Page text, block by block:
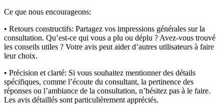
Ce que nous encourageons:
• Retours constructifs: Partagez vos impressions générales sur la
consultation. Qu’est-ce qui vous a plu ou déplu ? Avez-vous trouvé
les conseils utiles ? Votre avis peut aider d’autres utilisateurs à faire
leur choix.
• Précision et clarté: Si vous souhaitez mentionner des détails
spécifiques, comme l’écoute du consultant, la pertinence des
réponses ou l’ambiance de la consultation, n’hésitez pas à le faire.
Les avis détaillés sont particulièrement appréciés.